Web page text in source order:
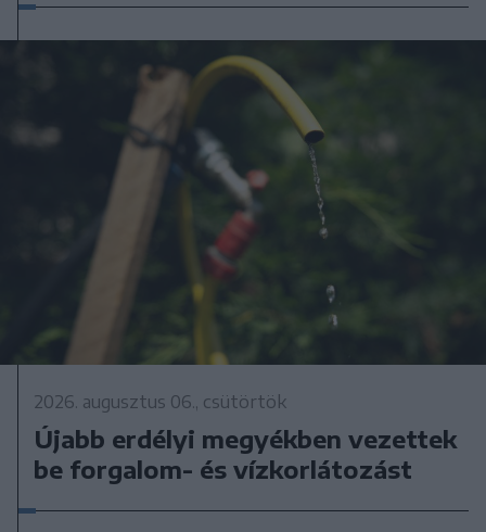
2026. augusztus 06., csütörtök
Újabb erdélyi megyékben vezettek
be forgalom- és vízkorlátozást